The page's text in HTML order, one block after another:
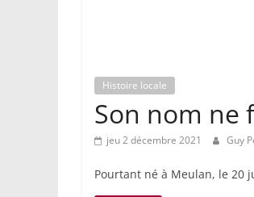
Histoire locale
Son nom ne
jeu 2 décembre 2021 Guy
Pourtant né à Meulan, le 20